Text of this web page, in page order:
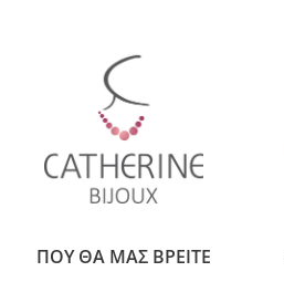
ΠΟΥ ΘΑ ΜΑΣ ΒΡΕΙΤΕ